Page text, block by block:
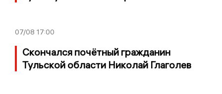
07/08 17:00
Скончался почётный гражданин
Тульской области Николай Глаголев